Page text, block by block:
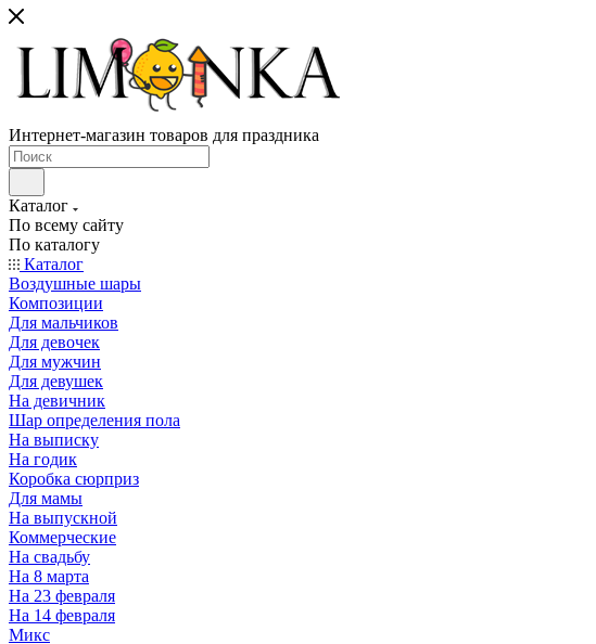
Интернет-магазин товаров для праздника
Каталог
По всему сайту
По каталогу
Каталог
Воздушные шары
Композиции
Для мальчиков
Для девочек
Для мужчин
Для девушек
На девичник
Шар определения пола
На выписку
На годик
Коробка сюрприз
Для мамы
На выпускной
Коммерческие
На свадьбу
На 8 марта
На 23 февраля
На 14 февраля
Микс